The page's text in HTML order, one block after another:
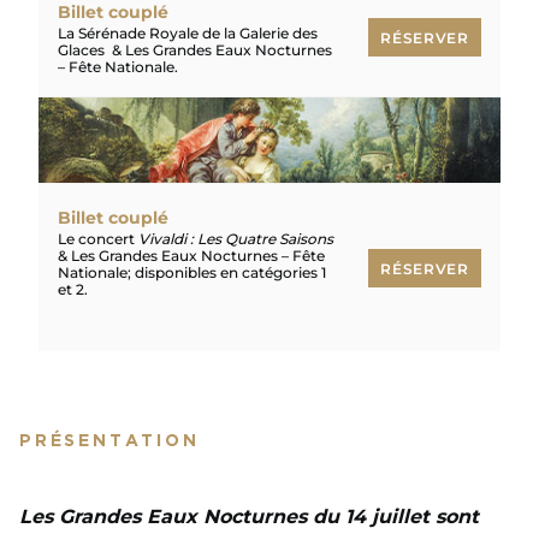
PRÉSENTATION
Les Grandes Eaux Nocturnes du 14 juillet sont
Billet couplé
La Sérénade Royale de la Galerie des
Glaces & Les Grandes Eaux Nocturnes
– Fête Nationale.
RÉSERVER
Billet couplé
Le concert Vivaldi : Les Quatre Saisons
& Les Grandes Eaux Nocturnes – Fête
Nationale; disponibles en catégories 1
et 2.
RÉSERVER